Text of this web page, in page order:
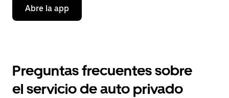
Abre la app
Preguntas frecuentes sobre
el servicio de auto privado